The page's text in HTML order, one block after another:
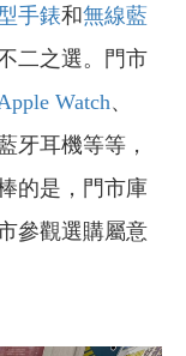
手錶和無線藍
二之選。門市
Watch、
牙耳機等等，
的是，門市庫
參觀選購屬意